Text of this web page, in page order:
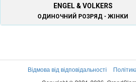
ENGEL & VOLKERS
ОДИНОЧНИЙ РОЗРЯД - ЖІНКИ
TRANSYLVANIA OPEN, CLUJ-
Відмова від відповідальності